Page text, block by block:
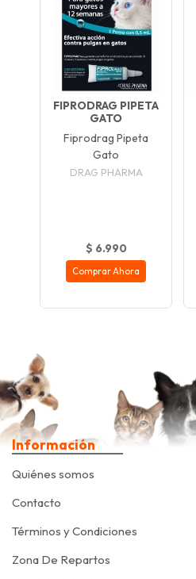
FIPRODRAG PIPETA
GATO
Fiprodrag Pipeta
Gato
DRAG PHARMA
$ 6.990
Comprar Ahora
Información
Quiénes somos
Contacto
Términos y Condiciones
Zona De Repartos